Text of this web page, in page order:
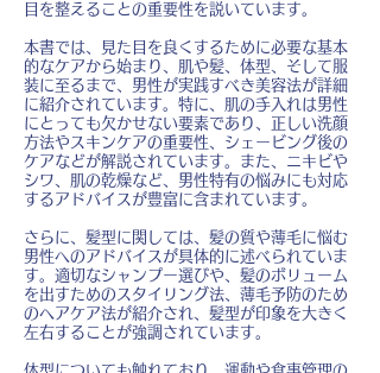
目を整えることの重要性を説いています。
本書では、見た目を良くするために必要な基本
的なケアから始まり、肌や髪、体型、そして服
装に至るまで、男性が実践すべき美容法が詳細
に紹介されています。特に、肌の手入れは男性
にとっても欠かせない要素であり、正しい洗顔
方法やスキンケアの重要性、シェービング後の
ケアなどが解説されています。また、ニキビや
シワ、肌の乾燥など、男性特有の悩みにも対応
するアドバイスが豊富に含まれています。
さらに、髪型に関しては、髪の質や薄毛に悩む
男性へのアドバイスが具体的に述べられていま
す。適切なシャンプー選びや、髪のボリューム
を出すためのスタイリング法、薄毛予防のため
のヘアケア法が紹介され、髪型が印象を大きく
左右することが強調されています。